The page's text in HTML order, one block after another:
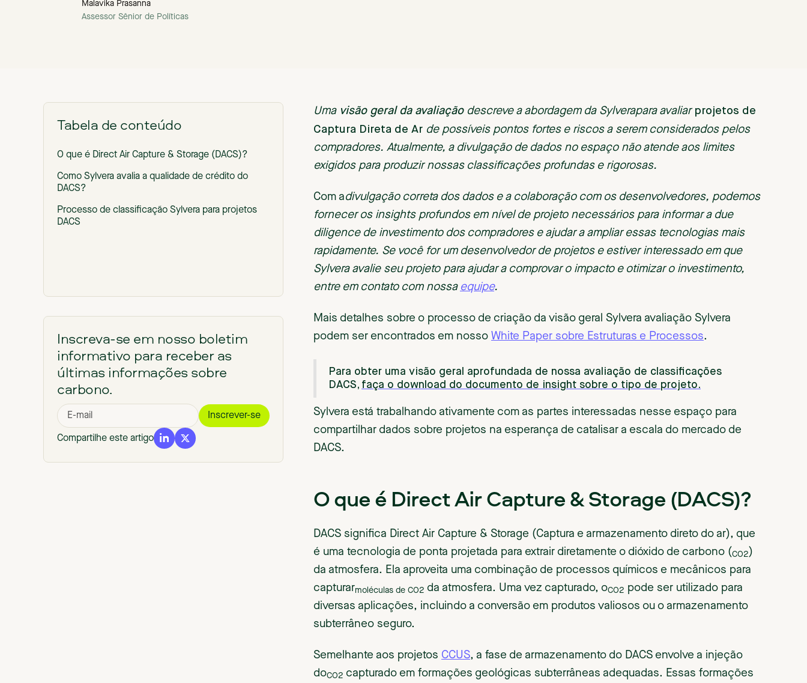
Malavika Prasanna
Assessor Sênior de Políticas
Tabela de conteúdo
O que é Direct Air Capture & Storage (DACS)?
Como Sylvera avalia a qualidade de crédito do
DACS?
Processo de classificação Sylvera para projetos
DACS
Inscreva-se em nosso boletim
informativo para receber as
últimas informações sobre
carbono.
Compartilhe este artigo
Umavisão geral da avaliação descreve a abordagem da Sylverapara avaliar projetos de
Captura Direta de Ar de possíveis pontos fortes e riscos a serem considerados pelos
compradores. Atualmente, a divulgação de dados no espaço não atende aos limites
exigidos para produzir nossas classificações profundas e rigorosas.
‍Com adivulgação correta dos dados e a colaboração com os desenvolvedores, podemos
fornecer os insights profundos em nível de projeto necessários para informar a due
diligence de investimento dos compradores e ajudar a ampliar essas tecnologias mais
rapidamente. Se você for um desenvolvedor de projetos e estiver interessado em que
Sylvera avalie seu projeto para ajudar a comprovar o impacto e otimizar o investimento,
entre em contato com nossa equipe.
Mais detalhes sobre o processo de criação da visão geral Sylvera avaliação Sylvera
podem ser encontrados em nosso White Paper sobre Estruturas e Processos.
Para obter uma visão geral aprofundada de nossa avaliação de classificações
DACS, faça o download do documento de insight sobre o tipo de projeto.
Sylvera está trabalhando ativamente com as partes interessadas nesse espaço para
compartilhar dados sobre projetos na esperança de catalisar a escala do mercado de
DACS.
O que é Direct Air Capture & Storage (DACS)?
DACS significa Direct Air Capture & Storage (Captura e armazenamento direto do ar), que
é uma tecnologia de ponta projetada para extrair diretamente o dióxido de carbono (CO2 )
da atmosfera. Ela aproveita uma combinação de processos químicos e mecânicos para
capturarmoléculas de CO2 da atmosfera. Uma vez capturado, oCO2 pode ser utilizado para
diversas aplicações, incluindo a conversão em produtos valiosos ou o armazenamento
subterrâneo seguro.
Semelhante aos projetos CCUS, a fase de armazenamento do DACS envolve a injeção
doCO2 capturado em formações geológicas subterrâneas adequadas. Essas formações